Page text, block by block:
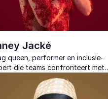
Jacké
queen, performer en inclusie-
die teams confronteert met
vlekken en inspireert om
en inclusiever samen te